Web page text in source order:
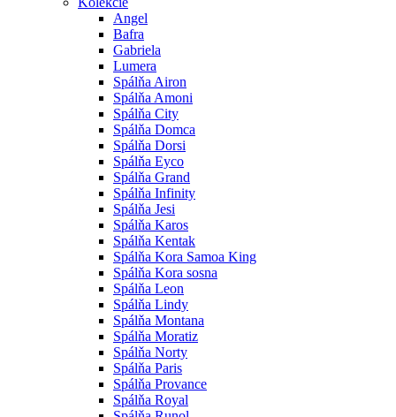
Angel
Bafra
Gabriela
Lumera
Spálňa Airon
Spálňa Amoni
Spálňa City
Spálňa Domca
Spálňa Dorsi
Spálňa Eyco
Spálňa Grand
Spálňa Infinity
Spálňa Jesi
Spálňa Karos
Spálňa Kentak
Spálňa Kora Samoa King
Spálňa Kora sosna
Spálňa Leon
Spálňa Lindy
Spálňa Montana
Spálňa Moratiz
Spálňa Norty
Spálňa Paris
Spálňa Provance
Spálňa Royal